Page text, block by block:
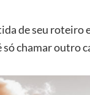
de seu roteiro
só chamar outro